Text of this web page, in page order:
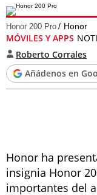
Honor 200 Pro Honor
MÓVILES Y APPS
Roberto Corrales
Añádenos en
Honor ha
insignia Honor
importantes del